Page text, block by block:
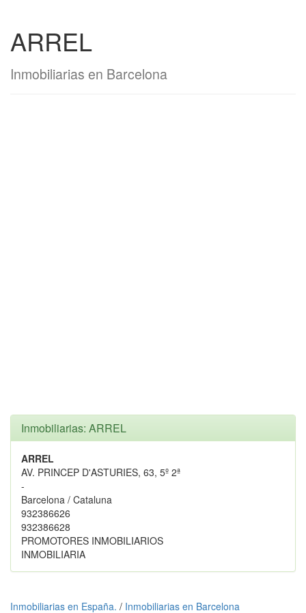
ARREL
Inmobiliarias en Barcelona
Inmobiliarias: ARREL
ARREL
AV. PRINCEP D'ASTURIES, 63, 5º 2ª
-
Barcelona / Cataluna
932386626
932386628
PROMOTORES INMOBILIARIOS
INMOBILIARIA
Inmobiliarias en España. / Inmobiliarias en Barcelona